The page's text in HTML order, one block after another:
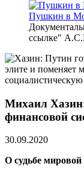
Пушкин в
ссылке"
Михаил
финансовой
30.09.2020
О судьбе